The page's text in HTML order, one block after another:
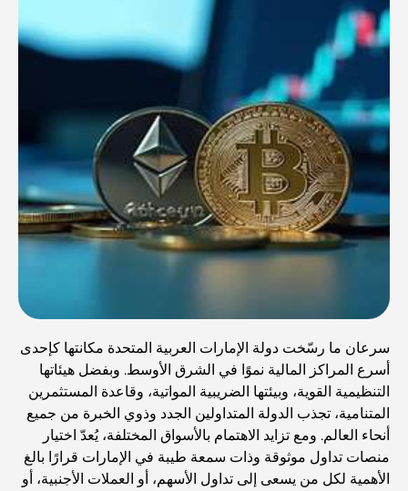
سرعان ما رسّخت دولة الإمارات العربية المتحدة مكانتها كإحدى
أسرع المراكز المالية نموًا في الشرق الأوسط. وبفضل هيئاتها
التنظيمية القوية، وبيئتها الضريبية المواتية، وقاعدة المستثمرين
المتنامية، تجذب الدولة المتداولين الجدد وذوي الخبرة من جميع
أنحاء العالم. ومع تزايد الاهتمام بالأسواق المختلفة، يُعدّ اختيار
منصات تداول موثوقة وذات سمعة طيبة في الإمارات قرارًا بالغ
الأهمية لكل من يسعى إلى تداول الأسهم، أو العملات الأجنبية، أو